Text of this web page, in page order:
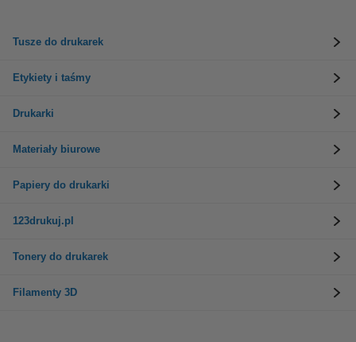
Tusze do drukarek
Etykiety i taśmy
Drukarki
Materiały biurowe
Papiery do drukarki
123drukuj.pl
Tonery do drukarek
Filamenty 3D